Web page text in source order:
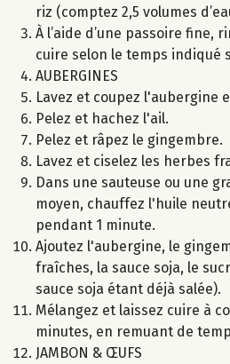
riz (comptez 2,5 volumes
À l’aide d’une passoire fine,
cuire selon le temps indiqué
AUBERGINES
Lavez et coupez l'aubergine
Pelez et hachez l'ail.
Pelez et râpez le gingembre.
Lavez et ciselez les herbes
Dans une sauteuse ou une
moyen, chauffez l'huile
pendant 1 minute.
Ajoutez l'aubergine, le
fraîches, la sauce soja, le
sauce soja étant déjà salée).
Mélangez et laissez cuire à
minutes, en remuant de
JAMBON & ŒUFS